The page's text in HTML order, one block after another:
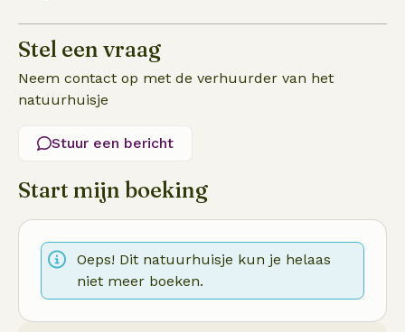
Stel een vraag
Neem contact op met de verhuurder van het
natuurhuisje
Stuur een bericht
Start mijn boeking
Oeps! Dit natuurhuisje kun je helaas
niet meer boeken.